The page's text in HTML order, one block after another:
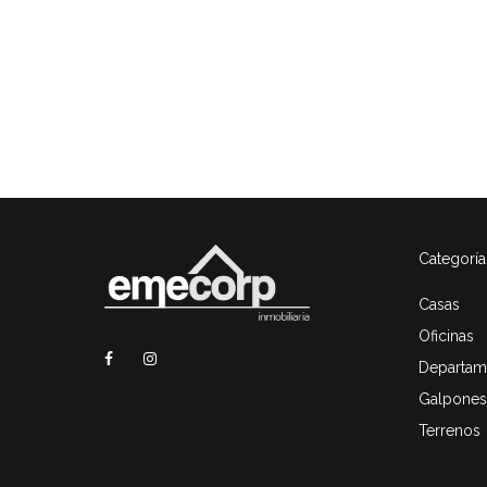
Casas
Oficinas
Galpones
Terrenos